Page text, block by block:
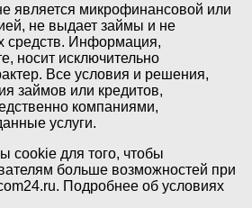
микрофинансовой или
не выдает займы и не
средств. Информация,
носит исключительно
Все условия и решения,
займов или кредитов,
компаниями,
услуги.
cookie для того, чтобы
больше возможностей при
Подробнее об условиях